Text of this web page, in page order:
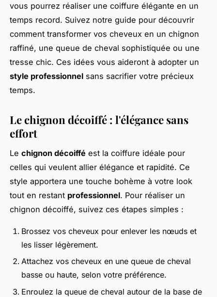
vous pourrez réaliser une coiffure élégante en un
temps record. Suivez notre guide pour découvrir
comment transformer vos cheveux en un chignon
raffiné, une queue de cheval sophistiquée ou une
tresse chic. Ces idées vous aideront à adopter un
style professionnel sans sacrifier votre précieux
temps.
Le chignon décoiffé : l'élégance sans
effort
Le chignon décoiffé est la coiffure idéale pour
celles qui veulent allier élégance et rapidité. Ce
style apportera une touche bohème à votre look
tout en restant professionnel. Pour réaliser un
chignon décoiffé, suivez ces étapes simples :
Brossez vos cheveux pour enlever les nœuds et
les lisser légèrement.
Attachez vos cheveux en une queue de cheval
basse ou haute, selon votre préférence.
Enroulez la queue de cheval autour de la base de